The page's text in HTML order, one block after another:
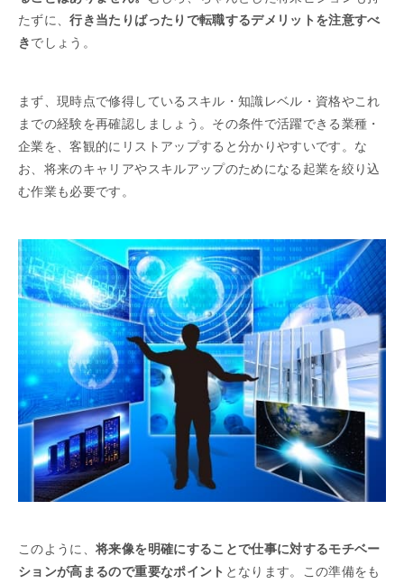
たずに、行き当たりばったりで転職するデメリットを注意すべ
きでしょう。
まず、現時点で修得しているスキル・知識レベル・資格やこれ
までの経験を再確認しましょう。その条件で活躍できる業種・
企業を、客観的にリストアップすると分かりやすいです。な
お、将来のキャリアやスキルアップのためになる起業を絞り込
む作業も必要です。
このように、将来像を明確にすることで仕事に対するモチベー
ションが高まるので重要なポイント となります。この準備をも